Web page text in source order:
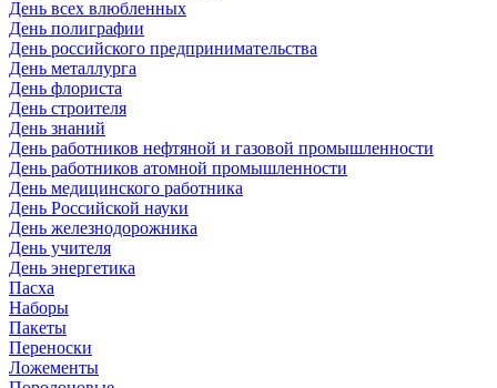
День всех влюбленных
День полиграфии
День российского предпринимательства
День металлурга
День флориста
День строителя
День знаний
День работников нефтяной и газовой промышленности
День работников атомной промышленности
День медицинского работника
День Российской науки
День железнодорожника
День учителя
День энергетика
Пасха
Наборы
Пакеты
Переноски
Ложементы